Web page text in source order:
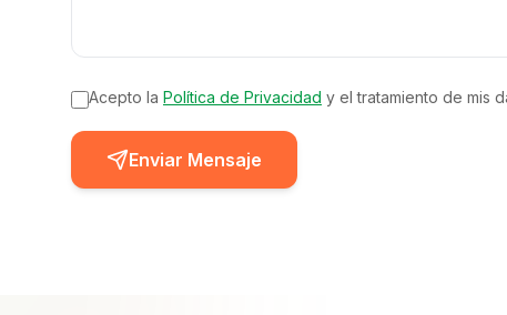
Acepto la Política de Privacidad y el tratamiento de mis
Enviar Mensaje